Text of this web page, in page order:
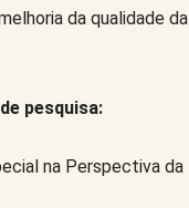
da qualidade
pesquisa:
na Perspectiva da